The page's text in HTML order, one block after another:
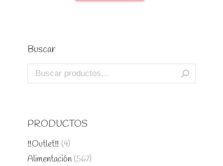
Buscar
PRODUCTOS
‼️Outlet‼️ (4)
Alimentación (567)